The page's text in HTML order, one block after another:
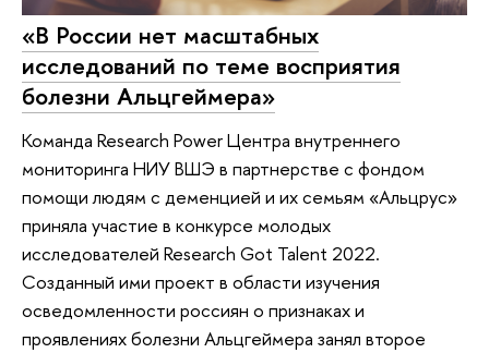
«В России нет масштабных
исследований по теме восприятия
болезни Альцгеймера»
Команда Research Power Центра внутреннего
мониторинга НИУ ВШЭ в партнерстве с фондом
помощи людям с деменцией и их семьям «Альцрус»
приняла участие в конкурсе молодых
исследователей Research Got Talent 2022.
Созданный ими проект в области изучения
осведомленности россиян о признаках и
проявлениях болезни Альцгеймера занял второе